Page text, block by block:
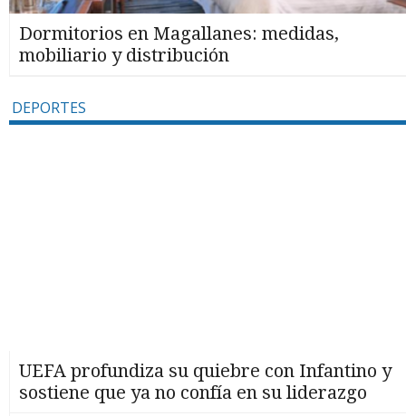
Dormitorios en Magallanes: medidas,
mobiliario y distribución
DEPORTES
UEFA profundiza su quiebre con Infantino y
sostiene que ya no confía en su liderazgo